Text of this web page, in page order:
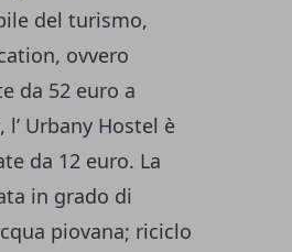
del turismo,
ovvero
da 52 euro a
Urbany Hostel è
da 12 euro. La
in grado di
piovana; riciclo